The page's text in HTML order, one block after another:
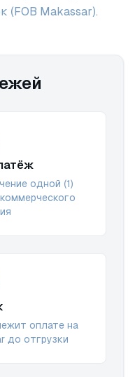
(FOB Makassar).
одной (1)
оплате на
до отгрузки